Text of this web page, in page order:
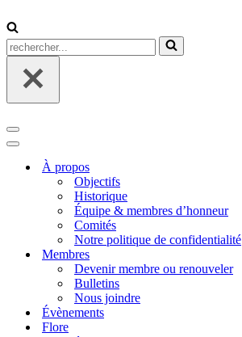
Rechercher...
Menu
de
navigation
Menu
navigationÀ propos
Objectifs
Historique
Équipe & membres d’honneur
Comités
Notre politique de confidentialité
Membres
Devenir membre ou renouveler
Bulletins
Nous joindre
Évènements
Flore